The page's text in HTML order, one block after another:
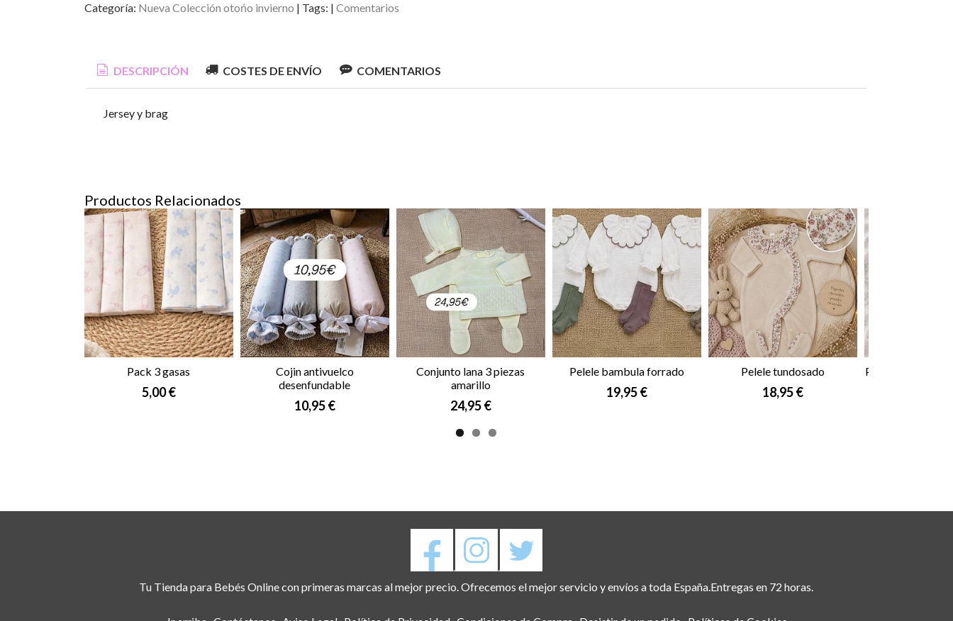
Categoría: Nueva Colección otońo invierno | Tags: | Comentarios
DESCRIPCIÓN COSTES DE ENVÍO COMENTARIOS
Jersey y brag
Productos Relacionados
Pack 3 gasas
5,00 €
Cojin antivuelco
desenfundable
10,95 €
Conjunto lana 3 piezas
amarillo
24,95 €
Pelele bambula forrado
19,95 €
Pelele tundosado
18,95 €
Pelele Mac
.
.
Tu Tienda para Bebés Online con primeras marcas al mejor precio. Ofrecemos el mejor servicio y envíos a toda España.Entregas en 72 horas.